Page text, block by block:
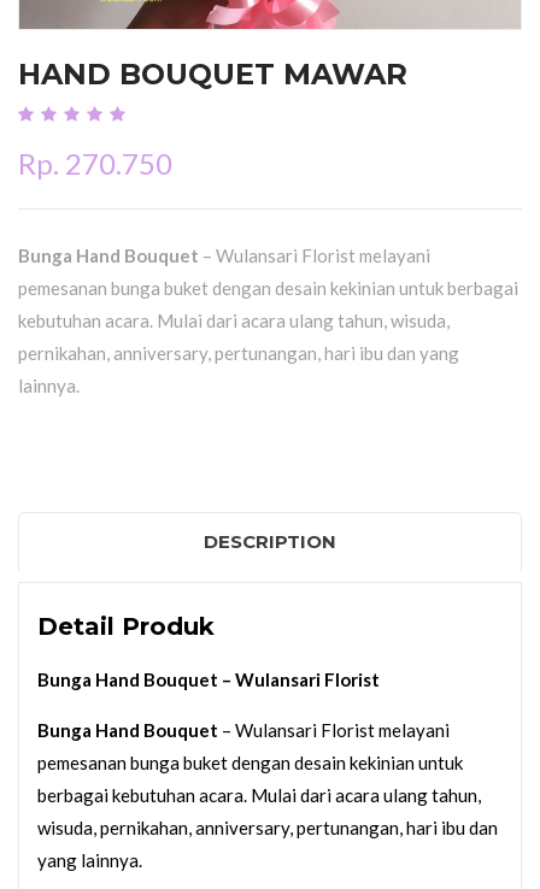
HAND BOUQUET MAWAR
Rp. 270.750
Bunga Hand Bouquet – Wulansari Florist melayani
pemesanan bunga buket dengan desain kekinian untuk berbagai
kebutuhan acara. Mulai dari acara ulang tahun, wisuda,
pernikahan, anniversary, pertunangan, hari ibu dan yang
lainnya.
DESCRIPTION
Detail Produk
Bunga Hand Bouquet – Wulansari Florist
Bunga Hand Bouquet – Wulansari Florist melayani
pemesanan bunga buket dengan desain kekinian untuk
berbagai kebutuhan acara. Mulai dari acara ulang tahun,
wisuda, pernikahan, anniversary, pertunangan, hari ibu dan
yang lainnya.